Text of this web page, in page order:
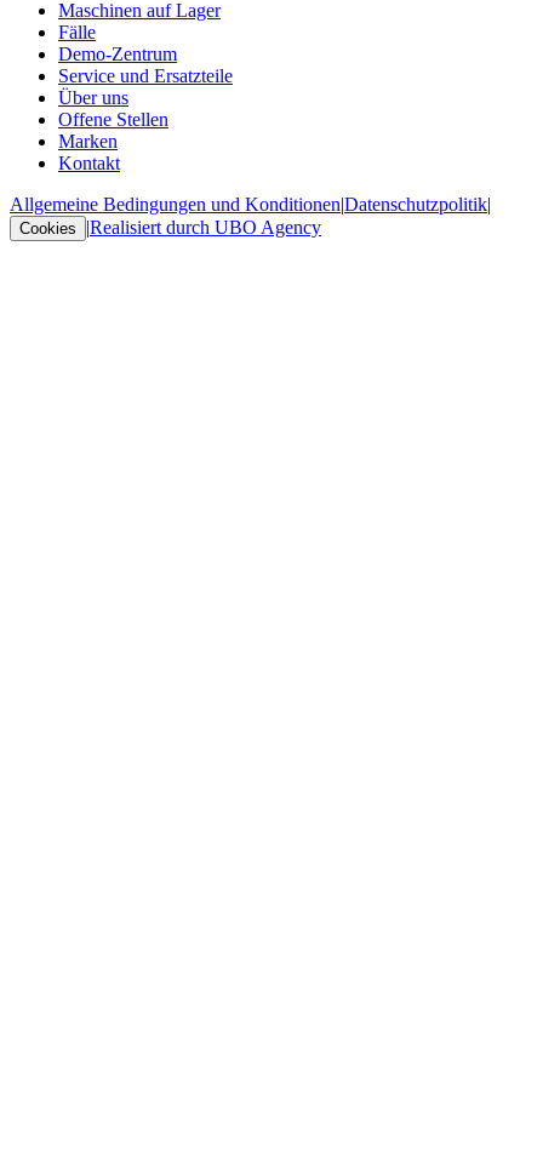
Maschinen auf Lager
Fälle
Demo-Zentrum
Service und Ersatzteile
Über uns
Offene Stellen
Marken
Kontakt
Allgemeine Bedingungen und Konditionen|Datenschutzpolitik|
Cookies |Realisiert durch UBO Agency